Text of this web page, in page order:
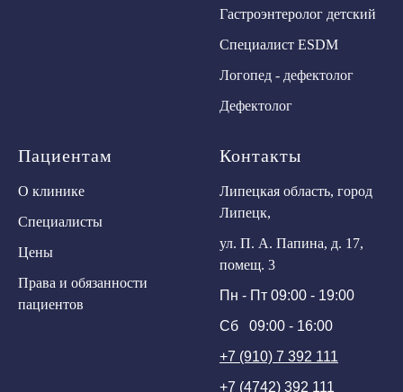
Гастроэнтеролог детский
Специалист ESDM
Логопед - дефектолог
Дефектолог
Пациентам
О клинике
Специалисты
Цены
Права и обязанности
пациентов
Контакты
Липецкая область, город
Липецк,
ул. П. А. Папина, д. 17,
помещ. 3
Пн - Пт 09:00 - 19:00
Сб 09:00 - 16:00
+7 (910) 7 392 111
+7 (4742) 392 111